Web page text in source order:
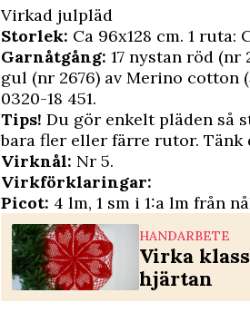
Virkad julpläd
Storlek: Ca 96x128 cm. 1 ruta:
Garnåtgång: 17 nystan röd (nr
gul (nr 2676) av Merino cotton
0320-18 451.
Tips! Du gör enkelt pläden så
bara fler eller färre rutor. Tänk
Virknål: Nr 5.
Virkförklaringar:
Picot: 4 lm, 1 sm i 1:a lm från
HANDARBETE
Virka
hjärtan